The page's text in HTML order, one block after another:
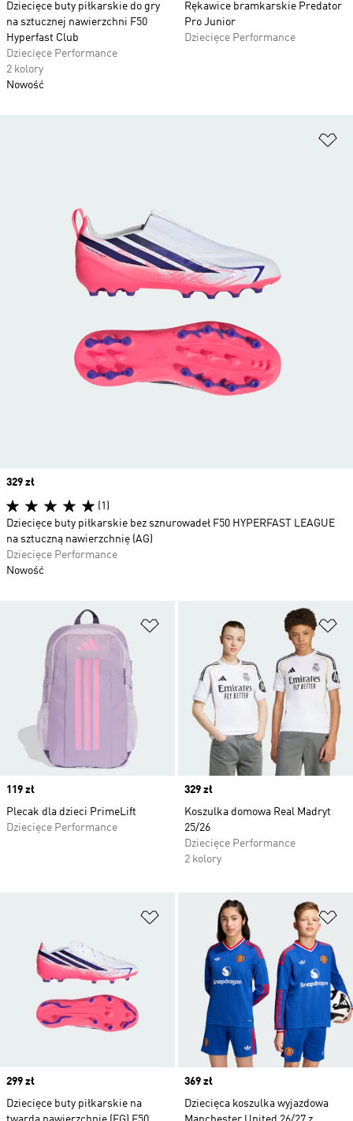
Dziecięce buty piłkarskie do gry
na sztucznej nawierzchni F50
Hyperfast Club
Dziecięce Performance
2 kolory
Nowość
Rękawice bramkarskie Predator
Pro Junior
Dziecięce Performance
Dodaj do listy życzeń
Price
119 zł
Plecak dla dzieci PrimeLift
Dziecięce Performance
Price
329 zł
Koszulka domowa Real Madryt
25/26
Dziecięce Performance
2 kolory
Dodaj do listy życzeń
Price
299 zł
Dziecięce buty piłkarskie na
Price
369 zł
Dziecięca koszulka wyjazdowa
Price
329 zł
(1)
Dziecięce buty piłkarskie bez sznurowadeł F50 HYPERFAST LEAGUE
na sztuczną nawierzchnię (AG)
Dziecięce Performance
Nowość